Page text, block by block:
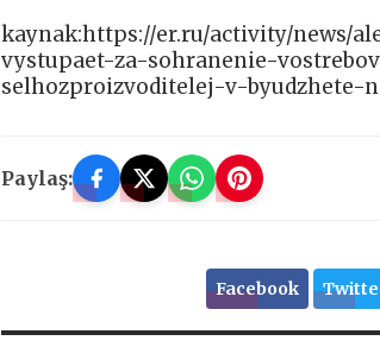
kaynak:https://er.ru/activity/news/
vystupaet-za-sohranenie-
selhozproizvoditelej-v-byudzhete-
Paylaş:
Facebook